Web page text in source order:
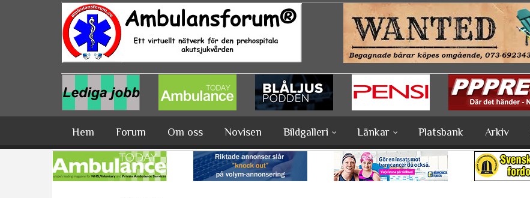
Hoppa till huvudinnehåll
Hem Forum Om oss Novisen Bildgalleri Länkar Platsbank Arkiv